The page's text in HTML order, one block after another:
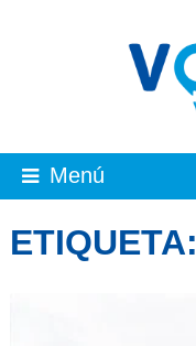
Menú
ETIQUETA: